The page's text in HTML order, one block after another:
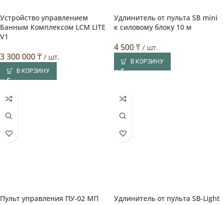
Устройство управлением
Банным Комплексом LCM LITE
V1
3 300 000₸ / шт.
В КОРЗИНУ
Удлинитель от пульта SB mini
к силовому блоку 10 м
4 500₸ / шт.
В КОРЗИНУ
Пульт управления ПУ-02 МП
Удлинитель от пульта SB-Light